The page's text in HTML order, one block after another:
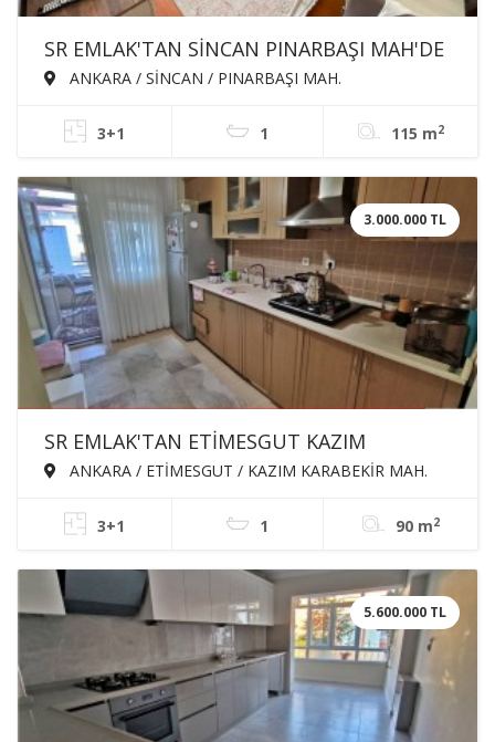
SR EMLAK'TAN SİNCAN PINARBAŞI MAH'DE
3+1 115m² ARA KATTA BAĞIMSIZ ÖN
ANKARA / SİNCAN / PINARBAŞI MAH.
3+1 1 115 m2
3.000.000 TL
SR EMLAK'TAN ETİMESGUT KAZIM
KARABEKİR MAH'DE 3+1 90m² KATTA ÖN
ANKARA / ETİMESGUT / KAZIM KARABEKİR MAH.
3+1 1 90 m2
5.600.000 TL